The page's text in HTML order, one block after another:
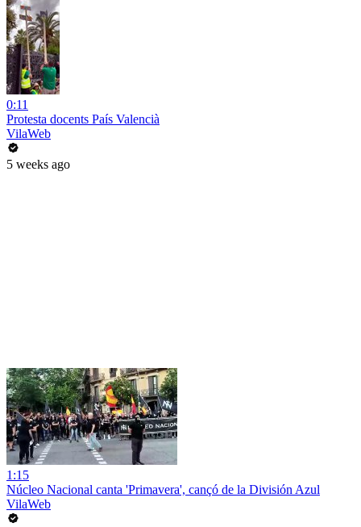
0:11
Protesta docents País Valencià
VilaWeb
5 weeks ago
1:15
Núcleo Nacional canta 'Primavera', cançó de la División Azul
VilaWeb